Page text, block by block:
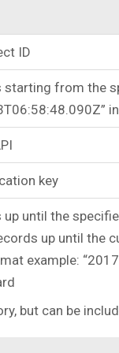
ID
starting from the
key
up until the
up until the
example:
but can be